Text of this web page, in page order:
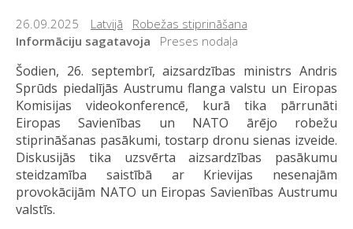
26.09.2025 Latvijā
Robežas stiprināšana
Informāciju sagatavoja
Preses nodaļa
Šodien, 26. septembrī, aizsardzības ministrs Andris
Sprūds piedalījās Austrumu flanga valstu un Eiropas
Komisijas videokonferencē, kurā tika pārrunāti
Eiropas Savienības un NATO ārējo robežu
stiprināšanas pasākumi, tostarp dronu sienas izveide.
Diskusijās tika uzsvērta aizsardzības pasākumu
steidzamība saistībā ar Krievijas nesenajām
provokācijām NATO un Eiropas Savienības Austrumu
valstīs.